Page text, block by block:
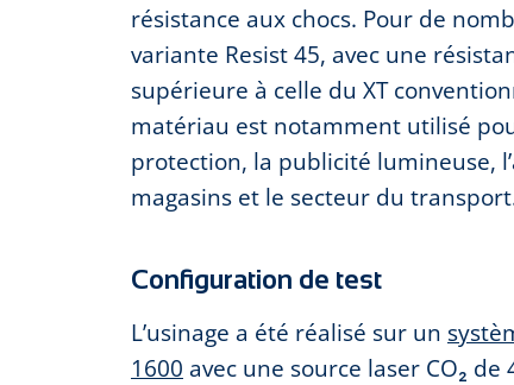
résistance aux chocs. Pour de
variante Resist 45, avec une
supérieure à celle du XT
matériau est notamment utilisé
protection, la publicité lumineuse,
magasins et le secteur du
Configuration de test
L’usinage a été réalisé sur un
1600 avec une source laser CO₂ de